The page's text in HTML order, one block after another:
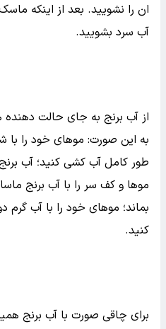
بهترین روش درمان برای
پرنج است.
و
کرده و ماسک را تهیه کنید. لایه
پوست بمالید و تا زمانی که
ان را نشویید. بعد از اینکه
آب سرد بشویید.
از آب برنج به جای حالت دهنده